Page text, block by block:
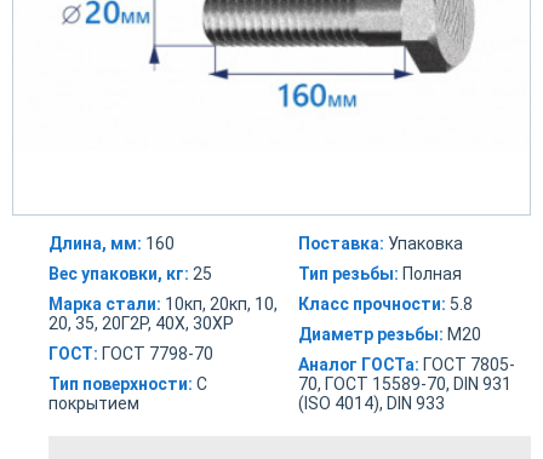
Длина, мм: 160
Вес упаковки, кг: 25
Марка стали: 10кп, 20кп, 10,
20, 35, 20Г2Р, 40Х, 30ХР
ГОСТ: ГОСТ 7798-70
Тип поверхности: С
покрытием
Поставка: Упаковка
Тип резьбы: Полная
Класс прочности: 5.8
Диаметр резьбы: М20
Аналог ГОСТа: ГОСТ 7805-
70, ГОСТ 15589-70, DIN 931
(ISO 4014), DIN 933